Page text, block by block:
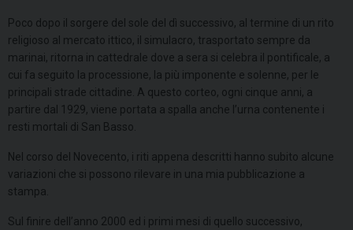
Poco dopo il sorgere del sole del dì successivo, al termine di un rito
religioso al mercato ittico, il simulacro, trasportato sempre da
marinai, ritorna in cattedrale dove a sera si celebra il pontificale, a
cui fa seguito la processione, la più imponente e solenne, per le
principali strade cittadine. A questo corteo, ogni cinque anni, a
partire dal 1929, viene portata a spalla anche l’urna contenente i
resti mortali di San Basso.
Nel corso del Novecento, i riti appena descritti hanno subito alcune
variazioni che si possono rilevare in una mia pubblicazione a
stampa.
Sul finire dell’anno 2000 ed i primi mesi di quello successivo,